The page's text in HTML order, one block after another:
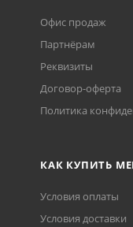
Офис продаж
Партнёрам
Реквизиты
Договор-оферта
Политика
КАК КУПИТЬ
Условия оплаты
Условия доставки